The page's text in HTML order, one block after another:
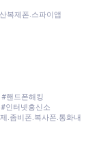
복제폰.스파이앱
핸드폰해킹
인터넷흥신소
.좀비폰.복사폰.통화내